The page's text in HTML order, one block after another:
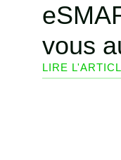
vous
LIRE